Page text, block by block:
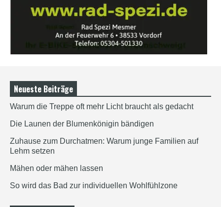
Neueste Beiträge
Warum die Treppe oft mehr Licht braucht als gedacht
Die Launen der Blumenkönigin bändigen
Zuhause zum Durchatmen: Warum junge Familien auf
Lehm setzen
Mähen oder mähen lassen
So wird das Bad zur individuellen Wohlfühlzone